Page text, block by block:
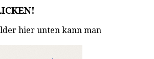
hier unten kann man